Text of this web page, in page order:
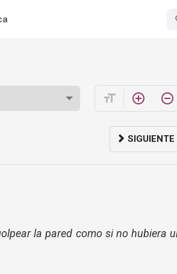
format_size add_circle_outline remove_circle_outline
SIGUIENTE
la pared como si no hubiera